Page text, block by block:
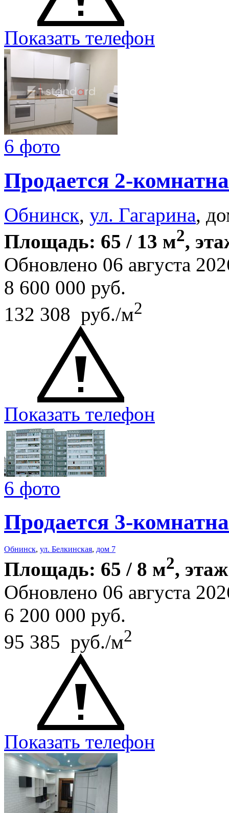
Показать телефон
6 фото
Продается 2-
Обнинск, ул. Гагарина,
Площадь: 65 / 13 м2,
Обновлено 06 августа
8 600 000 руб.
132 308 руб./м2
Показать телефон
6 фото
Продается 3-
Обнинск, ул. Белкинская, дом 7
Площадь: 65 / 8 м2,
Обновлено 06 августа
6 200 000 руб.
95 385 руб./м2
Показать телефон